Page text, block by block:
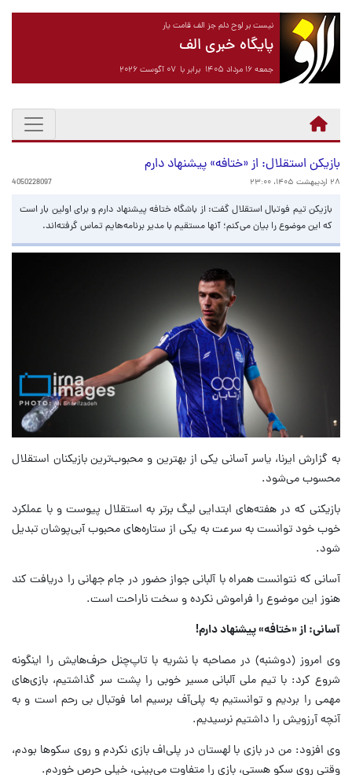
نیست بر لوح دلم جز الف قامت یار
پایگاه خبری الف
جمعه ۱۶ مرداد ۱۴۰۵ برابر با ۰۷ آگوست ۲۰۲۶
بازیکن استقلال: از «ختافه» پیشنهاد دارم
۲۸ اردیبهشت ۱۴۰۵، ۲۳:۰۰ 4050228097
بازیکن تیم فوتبال استقلال گفت: از باشگاه ختافه پیشنهاد دارم و برای اولین بار است
که این موضوع را بیان می‌کنم؛ آنها مستقیم با مدیر برنامه‌هایم تماس گرفته‌اند.
به گزارش ایرنا، یاسر آسانی یکی از بهترین و محبوب‌ترین بازیکنان استقلال
محسوب می‌شود.
بازیکنی که در هفته‌های ابتدایی لیگ برتر به استقلال پیوست و با عملکرد
خوب خود توانست به سرعت به یکی از ستاره‌های محبوب آبی‌پوشان تبدیل
شود.
آسانی که نتوانست همراه با آلبانی جواز حضور در جام جهانی را دریافت کند
هنوز این موضوع را فراموش نکرده و سخت ناراحت است.
آسانی: از «ختافه» پیشنهاد دارم!
وی امروز (دوشنبه) در مصاحبه با نشریه با تاپ‌چنل حرف‌هایش را اینگونه
شروع کرد: با تیم ملی آلبانی مسیر خوبی را پشت سر گذاشتیم، بازی‌های
مهمی را بردیم و توانستیم به پلی‌آف برسیم اما فوتبال بی رحم است و به
آنچه آرزویش را داشتیم نرسیدیم.
وی افزود: من در بازی با لهستان در پلی‌اف بازی نکردم و روی سکوها بودم،
وقتی روی سکو هستی، بازی را متفاوت می‌بینی، خیلی حرص خوردم.